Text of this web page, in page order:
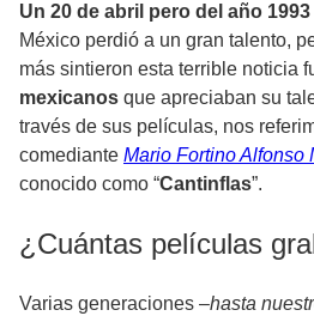
Un 20 de abril pero del año 1993
México perdió a un gran talento,
más sintieron esta terrible noticia
mexicanos que apreciaban su
través de sus películas, nos
comediante Mario Fortino Alfonso
conocido como “Cantinflas”.
¿Cuántas películas
Varias generaciones –hasta